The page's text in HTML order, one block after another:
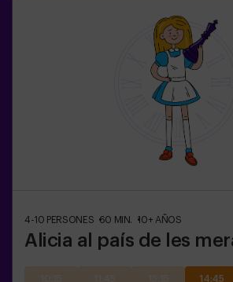
4-10 PERSONES 60 MIN. 10+ AÑOS
Alicia al país de les
14:45